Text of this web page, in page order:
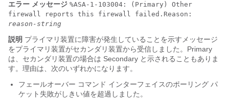
エラー メッセージ %ASA-1-103004: (Primary) Other
firewall reports this firewall failed.Reason:
reason-string
説明 プライマリ装置に障害が発生していることを示すメッセージ
をプライマリ装置がセカンダリ装置から受信しました。Primary
は、セカンダリ装置の場合は Secondary と示されることもありま
す。理由は、次のいずれかになります。
フェールオーバー コマンド インターフェイスのポーリング パ
ケット失敗がしきい値を超過しました。